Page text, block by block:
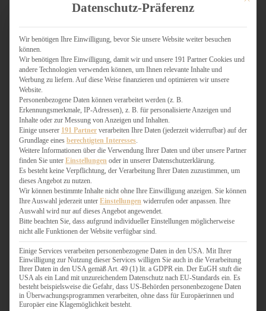
KUCHEN
LOW CARB & GESÜNDER
MY AMERICAN BAKERY
SCHOKOLADIGES
SÜSSES HAUPTGERICHT
TÖRTCHEN
VEGAN SÜSS
WEIHNACHTSBÄCKEREI
HERZHAFT
BURGER & SANDWICHES
FIX AUF DEM TISCH
FLEISCH & FISCH
GRILLEN / BARBECUE
HERZHAFTES BACKEN
ONE-POT-GERICHTE
PASTA & NUDELGERICHTE
PIZZA, TARTES & QUICHES
REIS & RISOTTO
Datenschutz-Präferenz
Wir benötigen Ihre Einwilligung, bevor Sie unsere Website weiter besuchen
können.
Wir benötigen Ihre Einwilligung, damit wir und unsere 191 Partner Cookies und
andere Technologien verwenden können, um Ihnen relevante Inhalte und
Werbung zu liefern. Auf diese Weise finanzieren und optimieren wir unsere
Website.
Personenbezogene Daten können verarbeitet werden (z. B.
Erkennungsmerkmale, IP-Adressen), z. B. für personalisierte Anzeigen und
Inhalte oder zur Messung von Anzeigen und Inhalten.
Einige unserer 191 Partner verarbeiten Ihre Daten (jederzeit widerrufbar) auf der
Grundlage eines berechtigten Interesses
Weitere Informationen über die Verwendung Ihrer Daten und über unsere Partner
finden Sie unter Einstellungen oder in unserer Datenschutzerklärung.
Es besteht keine Verpflichtung, der Verarbeitung Ihrer Daten zuzustimmen, um
dieses Angebot zu nutzen.
Wir können bestimmte Inhalte nicht ohne Ihre Einwilligung anzeigen. Sie können
Ihre Auswahl jederzeit unter Einstellungen widerrufen oder anpassen. Ihre
Auswahl wird nur auf dieses Angebot angewendet.
Bitte beachten Sie, dass aufgrund individueller Einstellungen möglicherweise
nicht alle Funktionen der Website verfügbar sind.
Einige Services verarbeiten personenbezogene Daten in den USA. Mit Ihrer
Einwilligung zur Nutzung dieser Services willigen Sie auch in die Verarbeitung
Ihrer Daten in den USA gemäß Art. 49 (1) lit. a GDPR ein. Der EuGH stuft die
USA als ein Land mit unzureichendem Datenschutz nach EU-Standards ein. Es
besteht beispielsweise die Gefahr, dass US-Behörden personenbezogene Daten
in Überwachungsprogrammen verarbeiten, ohne dass für Europäerinnen und
Europäer eine Klagemöglichkeit besteht.